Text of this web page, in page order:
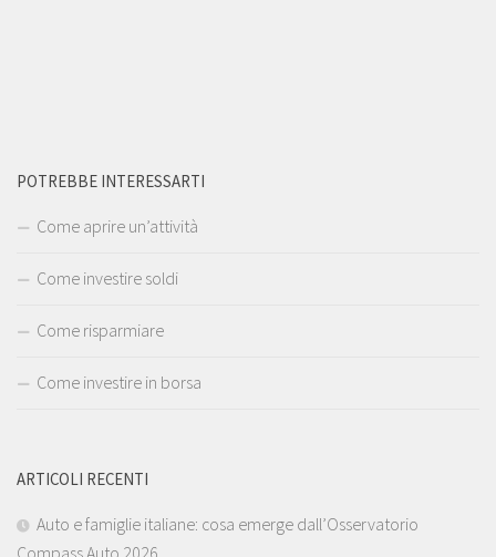
POTREBBE INTERESSARTI
Come aprire un’attività
Come investire soldi
Come risparmiare
Come investire in borsa
ARTICOLI RECENTI
Auto e famiglie italiane: cosa emerge dall’Osservatorio
Compass Auto 2026